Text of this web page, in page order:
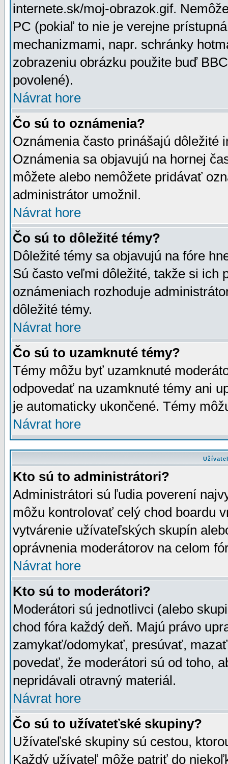
internete.sk/moj-obrazok.gif.
PC (pokiaľ to nie je verejne
mechanizmami, napr. schránky
zobrazeniu obrázku použite buď
povolené).
Návrat hore
Čo sú to oznámenia?
Oznámenia často prinášajú dôležité
Oznámenia sa objavujú na hornej
môžete alebo nemôžete pridávať
administrátor umožnil.
Návrat hore
Čo sú to dôležité témy?
Dôležité témy sa objavujú na fóre
Sú často veľmi dôležité, takže si ich
oznámeniach rozhoduje
dôležité témy.
Návrat hore
Čo sú to uzamknuté témy?
Témy môžu byť uzamknuté
odpovedať na uzamknuté témy ani
je automaticky ukončené. Témy
Návrat hore
Kto sú to administrátori?
Administrátori sú ľudia poverení
môžu kontrolovať celý chod boardu
vytvárenie užívateľských skupín
oprávnenia moderátorov na celom
Návrat hore
Kto sú to moderátori?
Moderátori sú jednotlivci (alebo
chod fóra každý deň. Majú právo
zamykať/odomykať, presúvať,
povedať, že moderátori sú od toho,
nepridávali otravný materiál.
Návrat hore
Čo sú to užívateťské skupiny?
Užívateľské skupiny sú cestou,
Každý užívateľ môže patriť do